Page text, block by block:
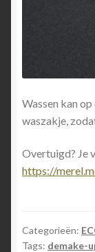
Wassen kan
waszakje,
Overtuigd? Je
https://
Categorieën:
Tags: demake-